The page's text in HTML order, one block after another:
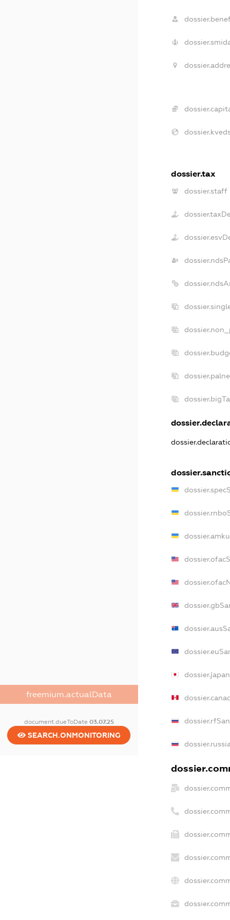
freemium.actualData
document.dueToDate 03.07.25
SEARCH.ONMONITORING
dossier.tax
dossier.staff